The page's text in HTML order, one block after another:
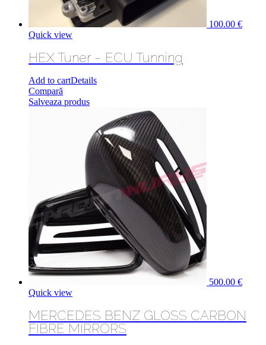
100.00 €
Quick view
HEX Tuner – ECU Tunning
Add to cartDetails
Compară
Salveaza produs
500.00 €
Quick view
MERCEDES BENZ GLOSS CARBON
FIBRE MIRRORS